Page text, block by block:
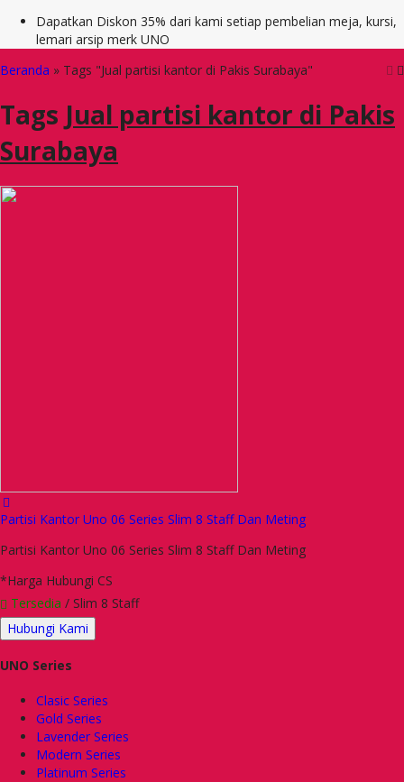
Dapatkan Diskon 35% dari kami setiap pembelian meja, kursi,
lemari arsip merk UNO
Beranda » Tags "Jual partisi kantor di Pakis Surabaya"
Tags Jual partisi kantor di Pakis
Surabaya
Partisi Kantor Uno 06 Series Slim 8 Staff Dan Meting
Partisi Kantor Uno 06 Series Slim 8 Staff Dan Meting
*Harga Hubungi CS
Tersedia / Slim 8 Staff
Hubungi Kami
UNO Series
Clasic Series
Gold Series
Lavender Series
Modern Series
Platinum Series